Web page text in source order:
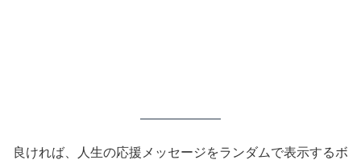
良ければ、人生の応援メッセージをランダムで表示するボ